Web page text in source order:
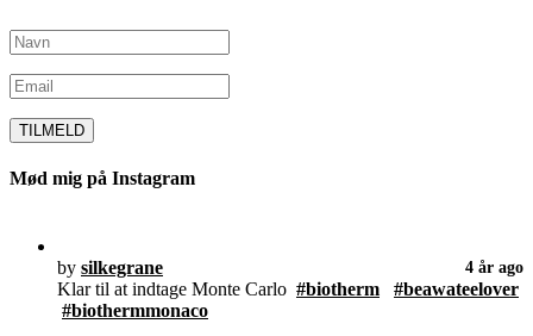
Mød mig på Instagram
by silkegrane 4 år ago
Klar til at indtage Monte Carlo #biotherm
#beawateelover
#biothermmonaco